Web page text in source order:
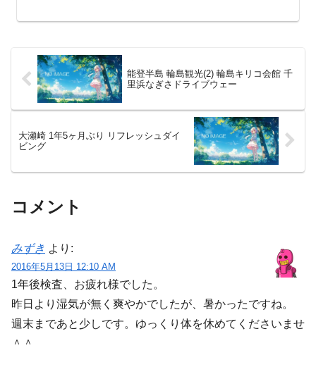
能登半島 輪島観光(2) 輪島キリコ会館 千
里浜なぎさドライブウェー
大瀬崎 1年5ヶ月ぶり リフレッシュダイ
ビング
コメント
みずき より:
2016年5月13日 12:10 AM
1年後検査、お疲れ様でした。
昨日より湿気が無く爽やかでしたが、暑かったですね。
週末まであと少しです。ゆっくり体を休めてくださいませ
＾＾